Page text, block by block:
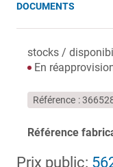
DOCUMENTS
stocks /
En
Référence
Référence
Prix public: